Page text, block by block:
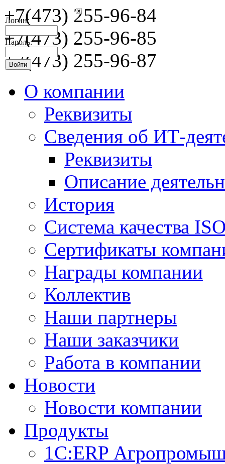
Логин:
Пароль:
+7(473) 255-96-84
+7(473) 255-96-85
+7(473) 255-96-87
О компании
Реквизиты
Сведения об ИТ-
Реквизиты
Описание
История
Система качества
Сертификаты
Награды компании
Коллектив
Наши партнеры
Наши заказчики
Работа в компании
Новости
Новости компании
Продукты
1С:ERP